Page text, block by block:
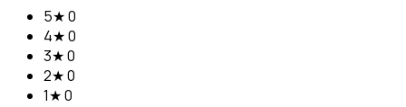
5★0
4★0
3★0
2★0
1★0